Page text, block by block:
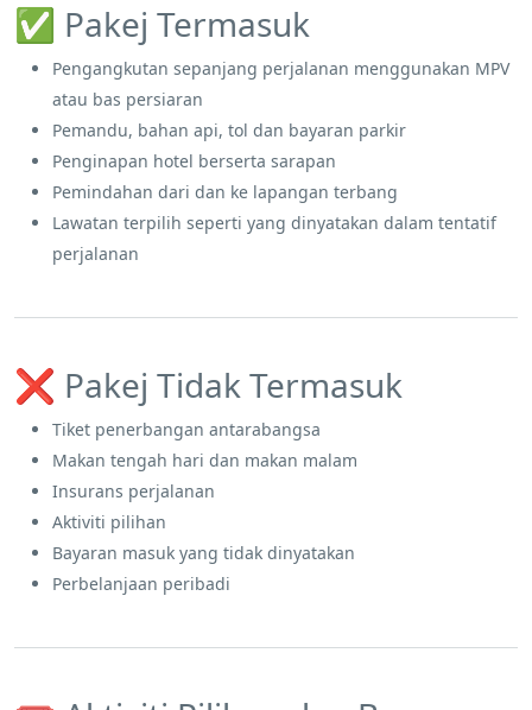
✅ Pakej Termasuk
Pengangkutan sepanjang perjalanan menggunakan MPV
atau bas persiaran
Pemandu, bahan api, tol dan bayaran parkir
Penginapan hotel berserta sarapan
Pemindahan dari dan ke lapangan terbang
Lawatan terpilih seperti yang dinyatakan dalam tentatif
perjalanan
❌ Pakej Tidak Termasuk
Tiket penerbangan antarabangsa
Makan tengah hari dan makan malam
Insurans perjalanan
Aktiviti pilihan
Bayaran masuk yang tidak dinyatakan
Perbelanjaan peribadi